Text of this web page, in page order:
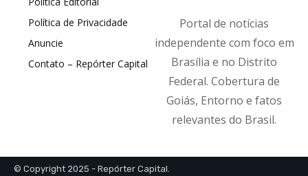
Política de Privacidade
Anuncie
Contato – Repórter Capital
Portal de notícias
independente com foco em
Brasília e no Distrito
Federal. Cobertura de
Goiás, Entorno e fatos
relevantes do Brasil.
© Copyright 2025 - Repórter Capital.